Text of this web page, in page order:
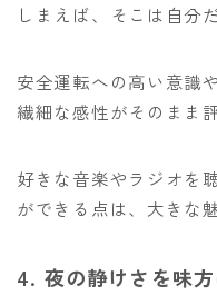
しまえば、そこは自分
安全運転への高い意識
繊細な感性がそのまま
好きな音楽やラジオを
ができる点は、大きな
4. 夜の静けさを味方